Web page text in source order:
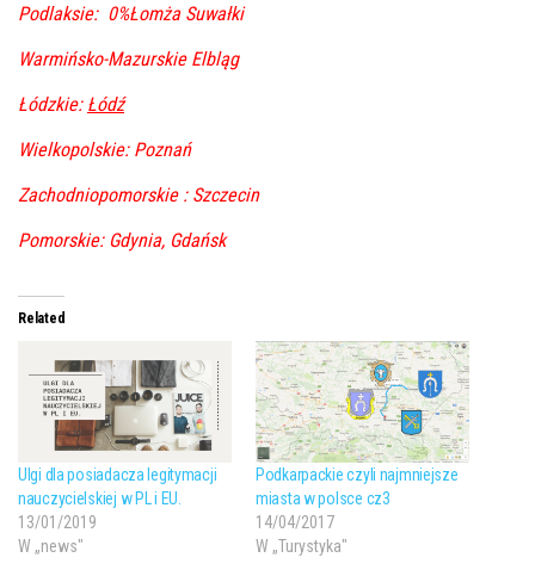
Podlaksie: 0%Łomża Suwałki
Warmińsko-Mazurskie Elbląg
Łódzkie: Łódź
Wielkopolskie: Poznań
Zachodniopomorskie : Szczecin
Pomorskie: Gdynia, Gdańsk
Related
Ulgi dla posiadacza legitymacji
nauczycielskiej w PL i EU.
13/01/2019
W „news"
Podkarpackie czyli najmniejsze
miasta w polsce cz3
14/04/2017
W „Turystyka"